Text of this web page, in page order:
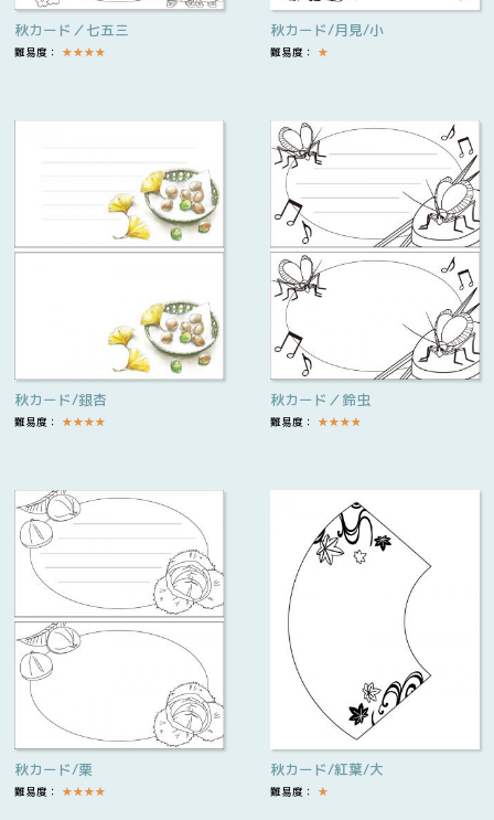
秋カード／七五三
難易度： ★★★★
秋カード/月見/小
難易度： ★
秋カード/銀杏
難易度： ★★★★
秋カード／鈴虫
難易度： ★★★★
秋カード/栗
難易度： ★★★★
秋カード/紅葉/大
難易度： ★